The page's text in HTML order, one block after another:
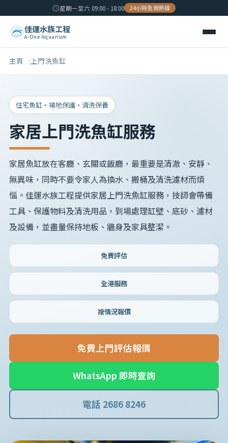
星期一至六 09:00 - 18:00 24小時急救熱線
佳運水族工程
A-One Aquarium
主頁 上門洗魚缸
住宅魚缸・場地保護・清洗保養
家居上門洗魚缸服務
家居魚缸放在客廳、玄關或飯廳，最重要是清澈、安靜、
無異味，同時不要令家人為換水、搬桶及清洗濾材而煩
惱。佳運水族工程提供家居上門洗魚缸服務，技師會帶備
工具、保護物料及清洗用品，到場處理缸壁、底砂、濾材
及設備，並盡量保持地板、牆身及家具整潔。
免費評估
全港服務
按情況報價
免費上門評估報價
WhatsApp 即時查詢
電話 2686 8246